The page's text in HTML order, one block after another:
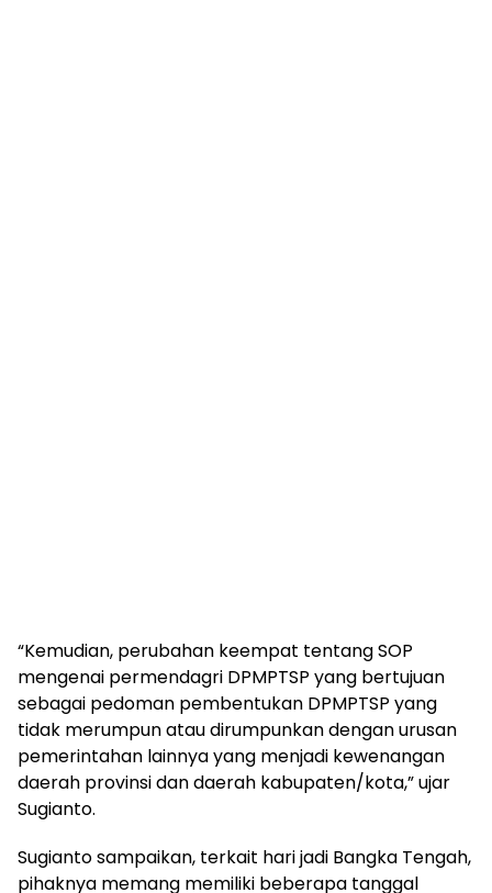
“Kemudian, perubahan keempat tentang SOP
mengenai permendagri DPMPTSP yang bertujuan
sebagai pedoman pembentukan DPMPTSP yang
tidak merumpun atau dirumpunkan dengan urusan
pemerintahan lainnya yang menjadi kewenangan
daerah provinsi dan daerah kabupaten/kota,” ujar
Sugianto.
Sugianto sampaikan, terkait hari jadi Bangka Tengah,
pihaknya memang memiliki beberapa tanggal